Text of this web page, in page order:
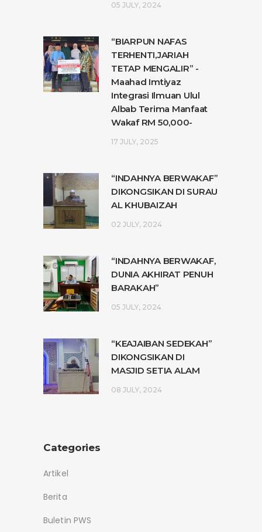
05 JULY, 2024
“BIARPUN NAFAS
TERHENTI,JARIAH
TETAP MENGALIR” -
Maahad Imtiyaz
Integrasi Ilmuan Ulul
Albab Terima Manfaat
Wakaf RM 50,000-
17 JULY, 2025
“INDAHNYA BERWAKAF”
DIKONGSIKAN DI SURAU
AL KHUBAIZAH
02 JULY, 2024
“INDAHNYA BERWAKAF,
DUNIA AKHIRAT PENUH
BARAKAH”
05 JULY, 2024
“KEAJAIBAN SEDEKAH”
DIKONGSIKAN DI
MASJID SETIA ALAM
08 JULY, 2024
Categories
Artikel
Berita
Buletin PWS